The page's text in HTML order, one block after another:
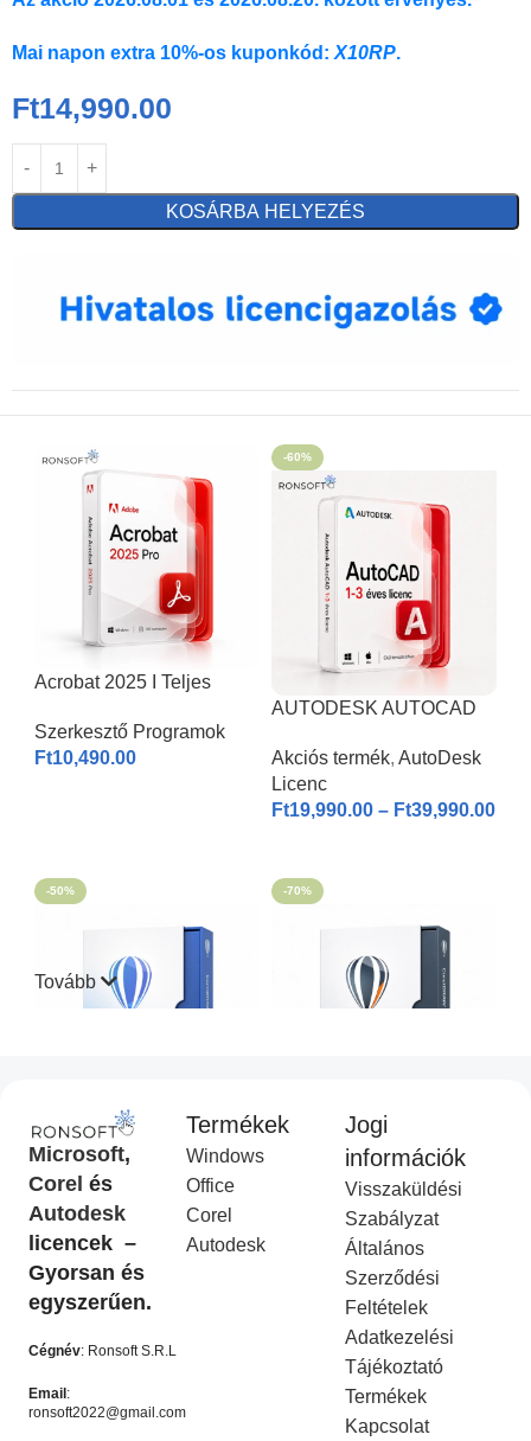
Mai napon extra 10%-os kuponkód: X10RP.
Ft14,990.00
KOSÁRBA HELYEZÉS
Acrobat 2025 I Teljes
Szerkesztő Programok
Ft10,490.00
-60%
AUTODESK AUTOCAD
1-3 éves licenc I
Akciós termék, AutoDesk
Licenc
Ft19,990.00 – Ft39,990.00
-50%
CorelDraw Standard 2021
I
Corel Licenc
Akciós
termék
Ft19,990.00 Ft 9,990.00
KOSÁRBA HELYEZÉS
-70%
CorelDraw Technical Suite
Akciós termék
49,990.00 Ft14,990.00
KOSÁRBA HELYEZÉS
Tovább
Microsoft,
Corel és
Autodesk
licencek –
Gyorsan és
egyszerűen.
Cégnév: Ronsoft S.R.L
Email :
ronsoft2022@gmail.com
Termékek
Windows
Office
Corel
Autodesk
Jogi
információk
Visszaküldési
Szabályzat
Általános
Szerződési
Feltételek
Adatkezelési
Tájékoztató
Termékek
Kapcsolat